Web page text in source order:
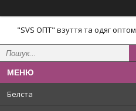
"SVS ОПТ" взуття та одяг оптом
Белста